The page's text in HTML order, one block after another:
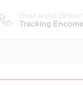
Onde andas
Tracking